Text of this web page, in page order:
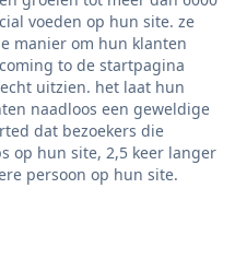
voeden op hun site. ze
manier om hun klanten
to de startpagina
uitzien. het laat hun
naadloos een geweldige
dat bezoekers die
op hun site, 2,5 keer langer
persoon op hun site.